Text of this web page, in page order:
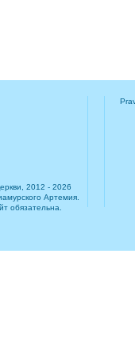
2012 - 2026
Артемия.
обязательна.